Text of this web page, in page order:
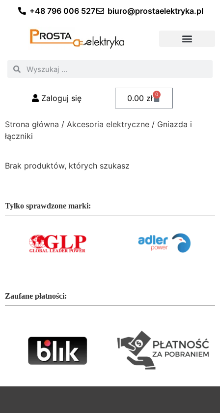
+48 796 006 527 biuro@prostaelektryka.pl
Zaloguj się 0.00 zł 0
Strona główna / Akcesoria elektryczne / Gniazda i
łączniki
Brak produktów, których szukasz
Tylko sprawdzone marki:
Zaufane płatności: